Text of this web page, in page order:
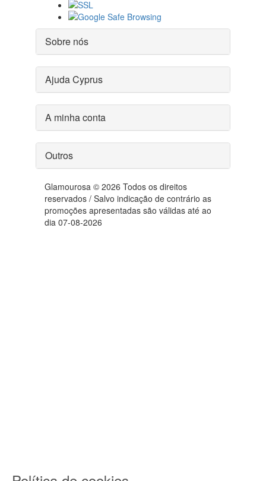
Sobre nós
Ajuda Cyprus
A minha conta
Outros
Glamourosa © 2026 Todos os direitos
reservados / Salvo indicação de contrário as
promoções apresentadas são válidas até ao
dia 07-08-2026